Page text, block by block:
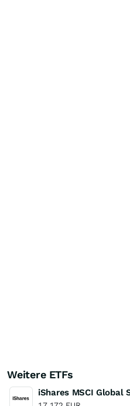
Weitere ETFs